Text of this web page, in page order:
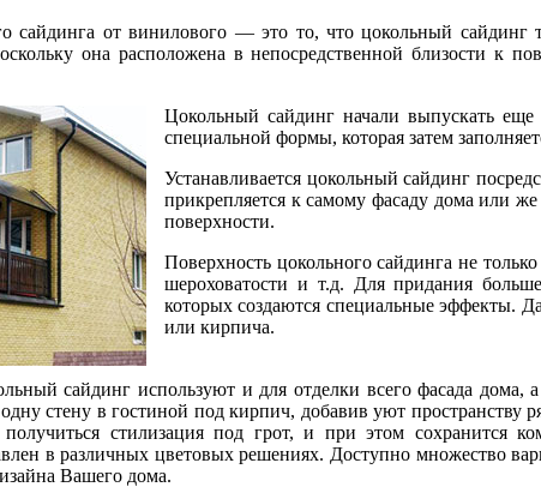
сайдинга от винилового — это то, что цокольный
она расположена в непосредственной близости к
Цокольный сайдинг начали выпускать
специальной формы, которая затем
Устанавливается цокольный сайдинг
прикрепляется к самому фасаду дома или
поверхности.
Поверхность цокольного сайдинга не
шероховатости и т.д. Для придания
которых создаются специальные эффекты.
или кирпича.
сайдинг используют и для отделки всего фасада
стену в гостиной под кирпич, добавив уют
стилизация под грот, и при этом сохранится
в различных цветовых решениях. Доступно множество
Вашего дома.